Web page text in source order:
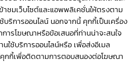
ชมเว็บไซต์และแอพพลิเคชั่นให้ตรงตาม
ริการออนไลน์ นอกจากนี้ คุกกี้เป็นเครื่อง
ารโฆษณาหรือข้อเสนอที่ท่านน่าจะสนใจ
ใช้บริการออนไลน์หรือ เพื่อส่งอีเมล
กกี้เพื่อติดตามการตอบสนองต่อโฆษณา